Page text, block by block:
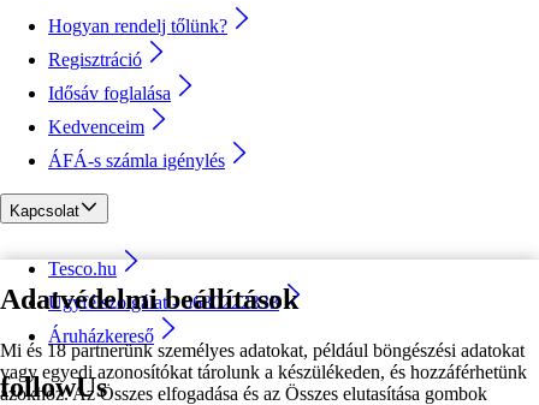
Adatvédelmi beállítások
Mi és 18 partnerünk személyes adatokat, például böngészési adatokat
vagy egyedi azonosítókat tárolunk a készülékeden, és hozzáférhetünk
azokhoz. Az Összes elfogadása és az Összes elutasítása gombok
Hogyan rendelj tőlünk?
Regisztráció
Idősáv foglalása
Kedvenceim
ÁFÁ-s számla igénylés
Kapcsolat
Tesco.hu
Ügyfélszolgálat - 0680222333
Áruházkereső
followUs